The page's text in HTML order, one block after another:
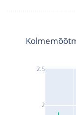
2
2.5